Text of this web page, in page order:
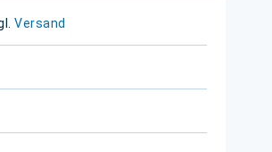
Versand